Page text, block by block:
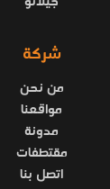
شركة
من نحن
مواقعنا
مدونة
مقتطفات
اتصل بنا